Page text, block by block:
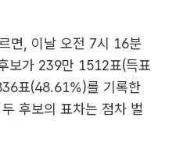
면, 이날 오전 7시 16분
보가 239만 1512표(득표
표(48.61%)를 기록한
후보의 표차는 점차 벌